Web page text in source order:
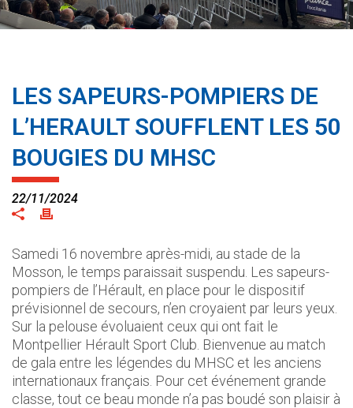
LES SAPEURS-POMPIERS DE
L’HERAULT SOUFFLENT LES 50
BOUGIES DU MHSC
22/11/2024
Samedi 16 novembre après-midi, au stade de la
Mosson, le temps paraissait suspendu. Les sapeurs-
pompiers de l’Hérault, en place pour le dispositif
prévisionnel de secours, n’en croyaient par leurs yeux.
Sur la pelouse évoluaient ceux qui ont fait le
Montpellier Hérault Sport Club. Bienvenue au match
de gala entre les légendes du MHSC et les anciens
internationaux français. Pour cet événement grande
classe, tout ce beau monde n’a pas boudé son plaisir à